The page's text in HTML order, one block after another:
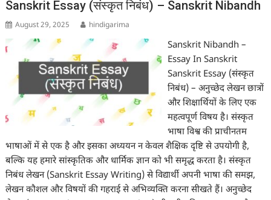
Sanskrit Essay (संस्कृत निबंध) – Sanskrit Nibandh
August 29, 2025 hindigarima
Sanskrit Nibandh –
Essay In Sanskrit
Sanskrit Essay (संस्कृत
निबंध) – अनुच्छेद लेखन छात्रों
और शिक्षार्थियों के लिए एक
महत्वपूर्ण विषय है। संस्कृत
भाषा विश्व की प्राचीनतम
भाषाओं में से एक है और इसका अध्ययन न केवल शैक्षिक दृष्टि से उपयोगी है,
बल्कि यह हमारे सांस्कृतिक और धार्मिक ज्ञान को भी समृद्ध करता है। संस्कृत
निबंध लेखन (Sanskrit Essay Writing) से विद्यार्थी अपनी भाषा की समझ,
लेखन कौशल और विषयों की गहराई से अभिव्यक्ति करना सीखते हैं। अनुच्छेद